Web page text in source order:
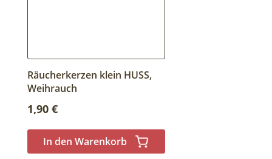
Räucherkerzen klein HUSS,
Weihrauch
Regulärer Preis:
1,90 €
In den Warenkorb